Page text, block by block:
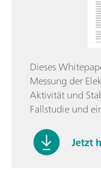
Dieses
Messung der
Aktivität und
Fallstudie und
Jetzt